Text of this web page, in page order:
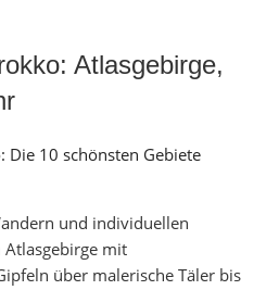
Atlasgebirge,
und individuellen
Atlasgebirge mit
über malerische Täler bis